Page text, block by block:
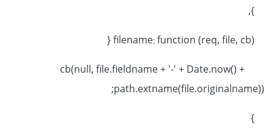
},
cb(null, file.fieldname + '-' + Date.now() +
path.extname(file.originalname));
}